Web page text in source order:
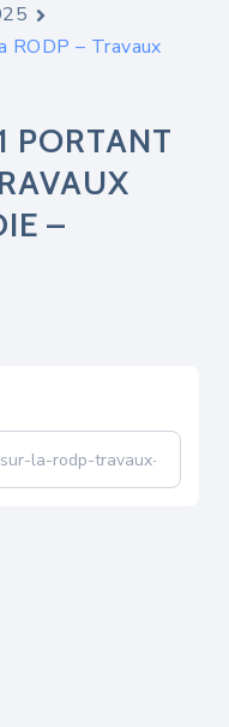
– Travaux
PORTANT
–
la-rodp-travaux-